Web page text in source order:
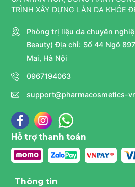
TRÌNH XÂY DỰNG LÀN DA KHỎE
Phòng trị liệu da chuyên
Beauty) Địa chỉ: Số 44 Ngõ
Mai, Hà Nội
0967194063
support@pharmacosmetics-
Hỗ trợ thanh toán
Thông tin